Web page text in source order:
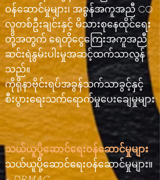
ဝန်ဆောင်မှုများ၊ အခွန်အကူအညီ CO
လူတစ်ဦးချင်းနှင့် မိသားစုနေထိုင်ရေး
တို့အတွက် ရေတိုငွေကြေးအကူအညီ
ဆင်းရဲနွမ်းပါးမှုအဆင့်ထက်သာလွန်
သည်။
ကိုရိုနာဗိုင်းရပ်အခွန်သက်သာခွင့်နှင့်
စီးပွားရေးသက်ရောက်မှုပေးချေမှုများ
သယ်ယူပို့ဆောင်ရေးဝန်ဆောင်မှုများ
သယ်ယူပို့ဆောင်ရေးဝန်ဆောင်မှုများ။